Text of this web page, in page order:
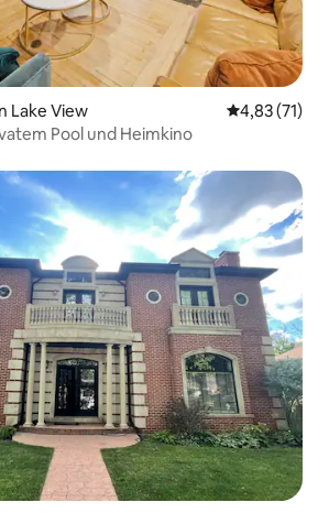
Lake View
4,83 (71)
Pool und Heimkino